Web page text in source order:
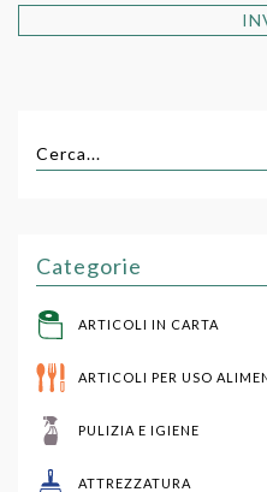
Cerca...
Categorie
ARTICOLI IN CARTA
ARTICOLI PER USO
PULIZIA E IGIENE
ATTREZZATURA